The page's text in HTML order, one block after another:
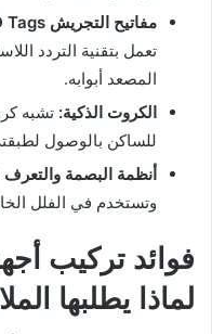
مفاتيح التجريش Tags
تعمل بتقنية التردد
المصعد أبوابه.
الكروت الذكية: تشبه
للساكن بالوصول
أنظمة البصمة
وتستخدم في الفلل
فوائد تركيب
لماذا يطلبها